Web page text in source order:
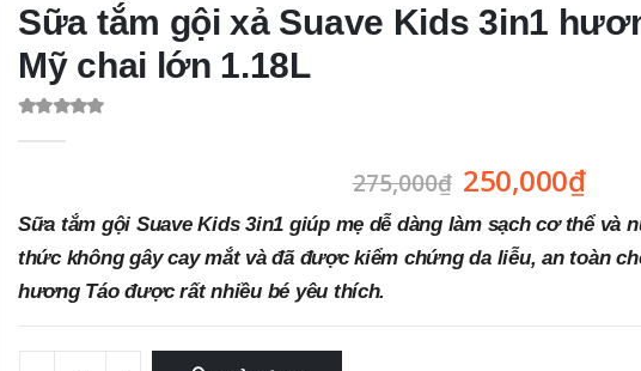
Sữa tắm gội xả Suave Kids 3in1
Mỹ chai lớn 1.18L
275,000₫ 250,000₫
Sữa tắm gội Suave Kids 3in1 giúp mẹ dễ dàng làm sạch cơ thể và
thức không gây cay mắt và đã được kiểm chứng da liễu, an toàn
hương Táo được rất nhiều bé yêu thích.